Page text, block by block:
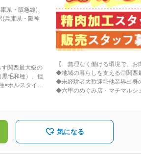
谷町寺谷334-
市営地下鉄西
央駅」■六甲の
町高和性海寺
れ変わりま
影店兵庫県神戸
：阪急電鉄神
：あり※マチマ
県・阪急線)、
(兵庫県・阪神
す関西最大級の
毛和種）、但
×ホルスタイン
【 無理なく働ける環境で、お
◆地域の暮らしを支える◎関西
◆未経験者大歓迎◎他業界出身
◆六甲のめぐみ店・マチマルシ
気になる